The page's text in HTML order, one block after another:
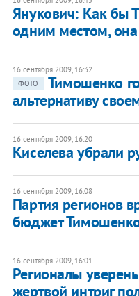
Янукович: Как бы
одним местом,
16 сентября 2009, 16:32
ФОТО
Тимошенко
альтернативу
16 сентября 2009, 16:20
Киселева убрали
16 сентября 2009, 16:08
Партия регионов
бюджет
16 сентября 2009, 16:01
Регионалы
жертвой интриг